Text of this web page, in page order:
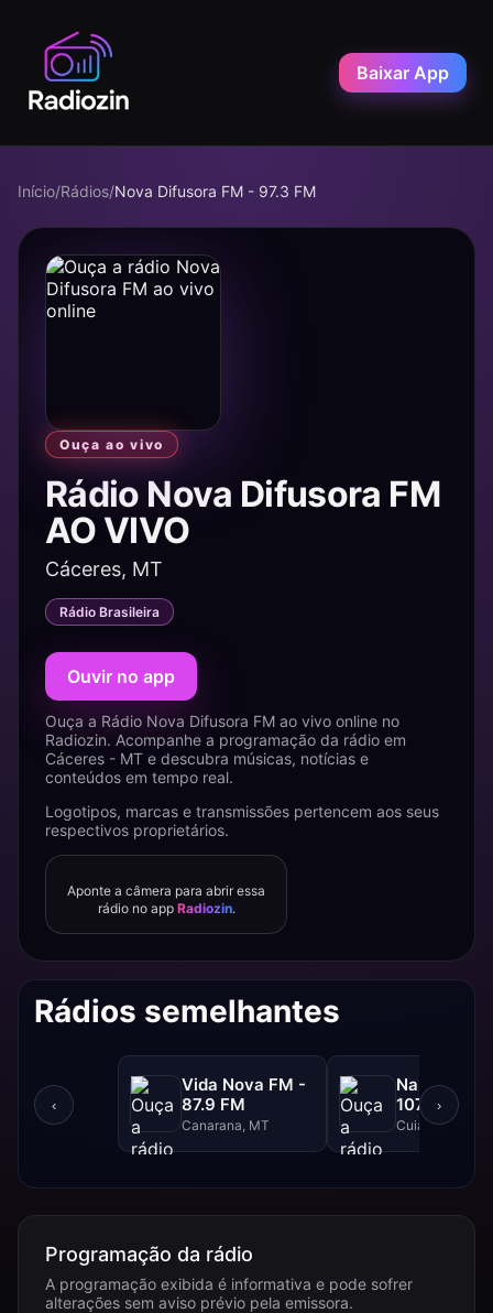
Baixar App
Início/Rádios/Nova Difusora FM - 97.3 FM
Ouça ao vivo
Rádio Nova Difusora FM
AO VIVO
Cáceres, MT
Rádio Brasileira
Ouvir no app
Ouça a Rádio Nova Difusora FM ao vivo online no
Radiozin. Acompanhe a programação da rádio em
Cáceres - MT e descubra músicas, notícias e
conteúdos em tempo real.
Logotipos, marcas e transmissões pertencem aos seus
respectivos proprietários.
Aponte a câmera para abrir essa
rádio no app Radiozin.
Rádios semelhantes
‹
Vida Nova FM -
87.9 FM
Canarana, MT
Nazareno
107.9 FM
Cuiabá, MT
›
Programação da rádio
A programação exibida é informativa e pode sofrer
alterações sem aviso prévio pela emissora.